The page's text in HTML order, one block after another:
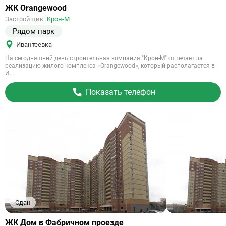
Ссылка
объект
ЖК Orangewood
Застройщик Крон-М
Рядом парк
Ивантеевка
На сегодняшний день строительная компания "Крон-М" отвечает за
реализацию жилого комплекса «Orangewood», который располагается в
И...
Показать телефон
Сдан
Ссылка
ЖК Дом в Фабричном проезде